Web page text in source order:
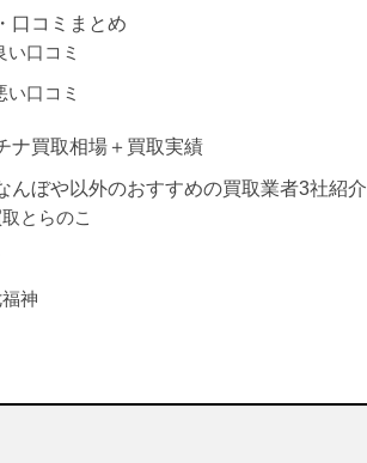
口コミまとめ
い口コミ
い口コミ
ナ買取相場＋買取実績
んぼや以外のおすすめの買取業者3社紹介
とらのこ
神